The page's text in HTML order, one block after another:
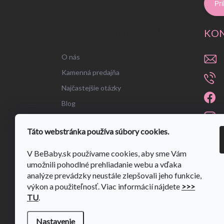
Táto webstránka používa súbory cookies.
V BeBaby.sk používame cookies, aby sme Vám
umožnili pohodlné prehliadanie webu a vďaka
analýze prevádzky neustále zlepšovali jeho funkcie,
výkon a použiteľnosť. Viac informácií nájdete >>>
TU.
Nastavenie
O nás
Kamenná predajňa
Najčastejšie otázky
Blog